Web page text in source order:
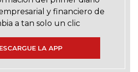
y financiero de
a tan solo un clic
LA APP